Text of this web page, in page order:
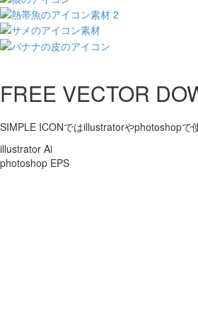
FREE VECTOR
SIMPLE ICONではillustratorやphotoshopで
illustrator Ai
photoshop EPS